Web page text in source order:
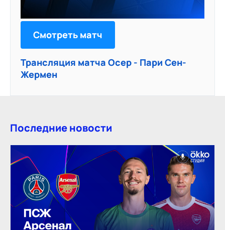
Смотреть матч
Трансляция матча Осер - Пари Сен-
Жермен
Последние новости